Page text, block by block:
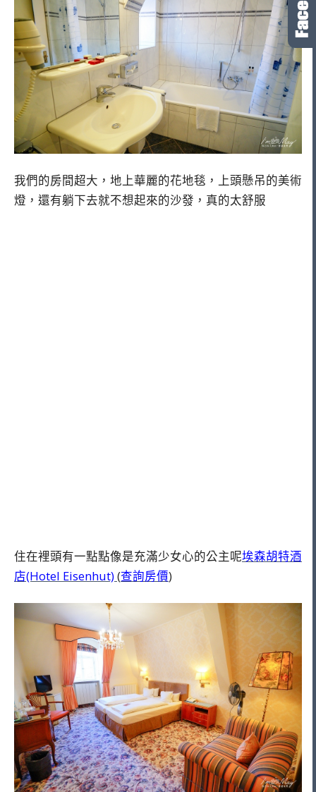
我們的房間超大，地上華麗的花地毯，上頭懸吊的美術
燈，還有躺下去就不想起來的沙發，真的太舒服
住在裡頭有一點點像是充滿少女心的公主呢埃森胡特酒
店(Hotel Eisenhut)(查詢房價)